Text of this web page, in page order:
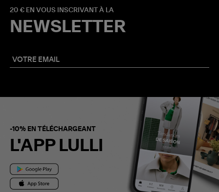
20 € EN VOUS INSCRIVANT À LA
NEWSLETTER
-10% EN TÉLÉCHARGEANT
L'APP LULLI